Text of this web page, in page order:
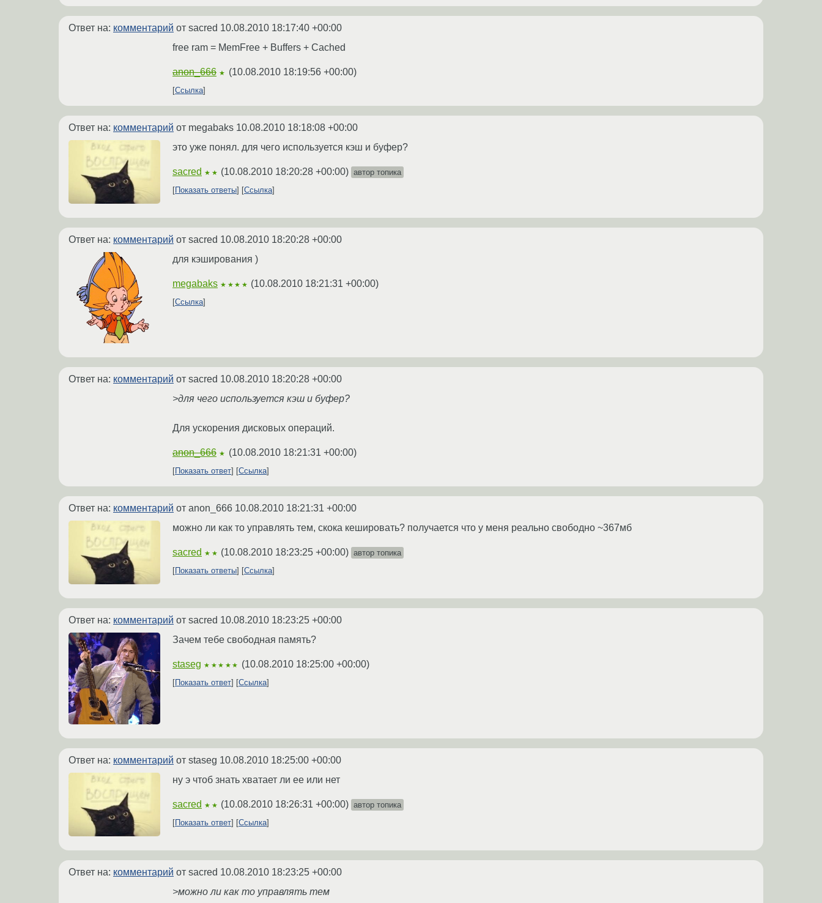
Ответ на: комментарий от sacred 10.08.2010 18:17:40 +00:00
free ram = MemFree + Buffers + Cached
anon_666 ★ (10.08.2010 18:19:56 +00:00)
Ссылка
Ответ на: комментарий от megabaks 10.08.2010 18:18:08 +00:00
это уже понял. для чего используется кэш и буфер?
sacred ★★ (10.08.2010 18:20:28 +00:00) автор топика
Показать ответы
Ссылка
Ответ на: комментарий от sacred 10.08.2010 18:20:28 +00:00
для кэширования )
megabaks ★★★★ (10.08.2010 18:21:31 +00:00)
Ссылка
Ответ на: комментарий от sacred 10.08.2010 18:20:28 +00:00
>для чего используется кэш и буфер?
Для ускорения дисковых операций.
anon_666 ★ (10.08.2010 18:21:31 +00:00)
Показать ответ Ссылка
Ответ на: комментарий от anon_666 10.08.2010 18:21:31 +00:00
можно ли как то управлять тем, скока кешировать? получается что у меня реально свободно ~367мб
sacred ★★ (10.08.2010 18:23:25 +00:00) автор топика
Показать ответы
Ссылка
Ответ на: комментарий от sacred 10.08.2010 18:23:25 +00:00
Зачем тебе свободная память?
staseg ★★★★★ (10.08.2010 18:25:00 +00:00)
Показать ответ Ссылка
Ответ на: комментарий от staseg 10.08.2010 18:25:00 +00:00
ну э чтоб знать хватает ли ее или нет
sacred ★★ (10.08.2010 18:26:31 +00:00) автор топика
Показать ответ
Ссылка
Ответ на: комментарий от sacred 10.08.2010 18:23:25 +00:00
>можно ли как то управлять тем